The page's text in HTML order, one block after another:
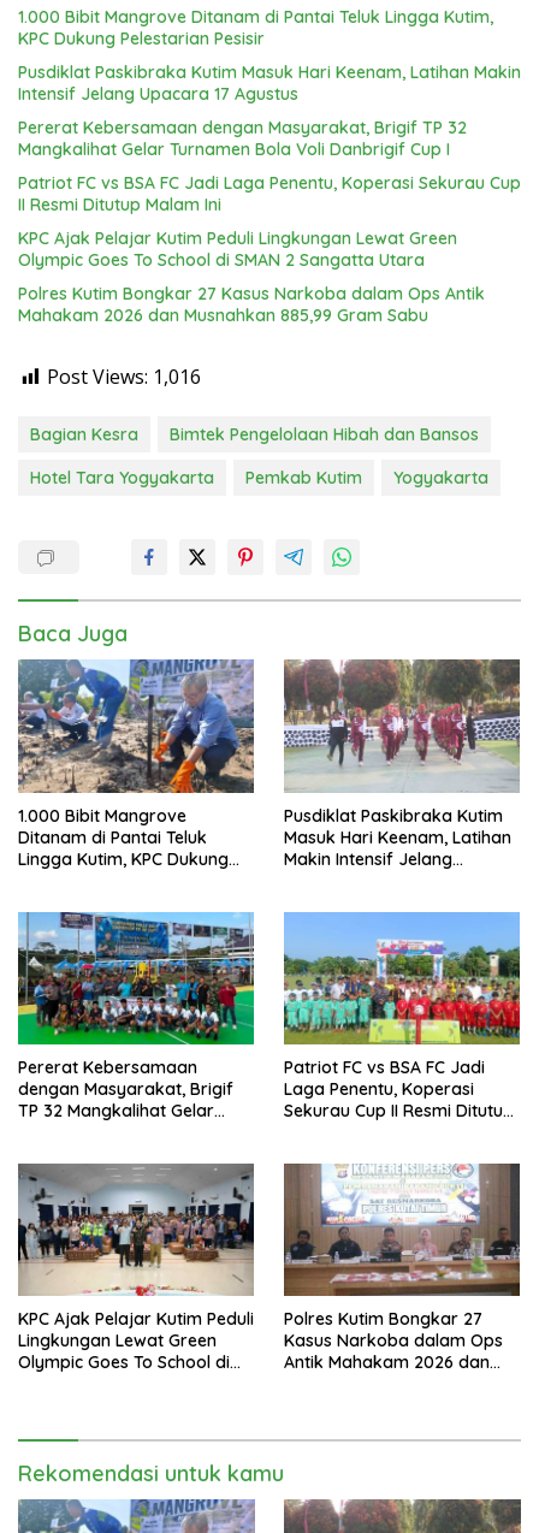
1.000 Bibit Mangrove Ditanam di Pantai Teluk Lingga Kutim,
KPC Dukung Pelestarian Pesisir
Pusdiklat Paskibraka Kutim Masuk Hari Keenam, Latihan Makin
Intensif Jelang Upacara 17 Agustus
Pererat Kebersamaan dengan Masyarakat, Brigif TP 32
Mangkalihat Gelar Turnamen Bola Voli Danbrigif Cup I
Patriot FC vs BSA FC Jadi Laga Penentu, Koperasi Sekurau Cup
II Resmi Ditutup Malam Ini
KPC Ajak Pelajar Kutim Peduli Lingkungan Lewat Green
Olympic Goes To School di SMAN 2 Sangatta Utara
Polres Kutim Bongkar 27 Kasus Narkoba dalam Ops Antik
Mahakam 2026 dan Musnahkan 885,99 Gram Sabu
Post Views: 1,016
Bagian Kesra
Bimtek Pengelolaan Hibah dan Bansos
Hotel Tara Yogyakarta
Pemkab Kutim Yogyakarta
Baca Juga
1.000 Bibit Mangrove
Ditanam di Pantai Teluk
Lingga Kutim, KPC Dukung
Pusdiklat Paskibraka Kutim
Masuk Hari Keenam, Latihan
Makin Intensif Jelang
Pererat Kebersamaan
dengan Masyarakat, Brigif
TP 32 Mangkalihat Gelar
Patriot FC vs BSA FC Jadi
Laga Penentu, Koperasi
Sekurau Cup II Resmi Ditutup
KPC Ajak Pelajar Kutim Peduli
Lingkungan Lewat Green
Olympic Goes To School di
Polres Kutim Bongkar 27
Kasus Narkoba dalam Ops
Antik Mahakam 2026 dan
Rekomendasi untuk kamu